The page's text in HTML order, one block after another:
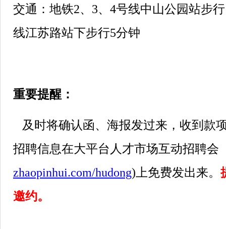
交通：地铁2、3、4号线中山公园站步
线江苏路站下步行5分钟
重要提醒：
及时将确认函、海报发过来，收到款
招聘信息在大平台人才市场互动招聘会
zhaopinhui.com/hudong)上免费发出来。
邀约。